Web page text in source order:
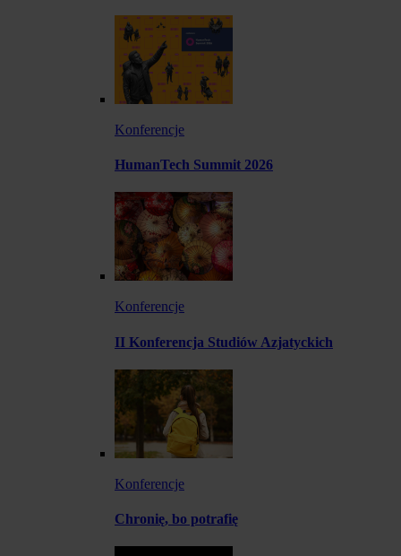
Konferencje
HumanTech Summit 2026
Konferencje
II Konferencja Studiów Azjatyckich
Konferencje
Chronię, bo potrafię